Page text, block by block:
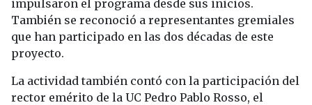
impulsaron el programa desde sus inicios.
También se reconoció a representantes gremiales
que han participado en las dos décadas de este
proyecto.
La actividad también contó con la participación del
rector emérito de la UC Pedro Pablo Rosso, el